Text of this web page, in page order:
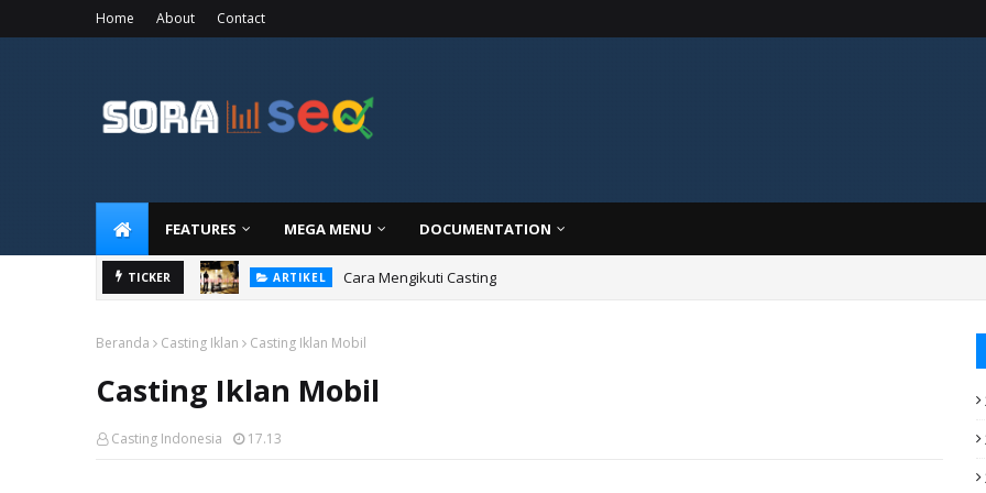
Home About Contact
FEATURES MEGA MENU DOCUMENTATION
TICKER ARTIKEL Cara Mengikuti Casting
Beranda Casting Iklan Casting Iklan Mobil
Casting Iklan Mobil
Casting Indonesia 17.13